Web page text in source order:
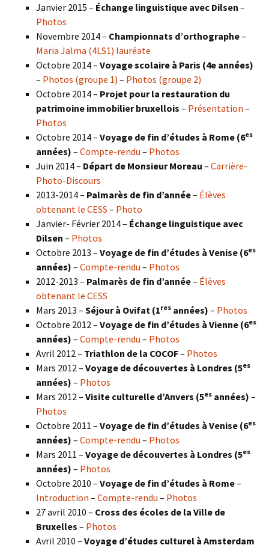
Janvier 2015 – Échange linguistique avec Dilsen –
Photos
Novembre 2014 – Championnats d’orthographe–
Maria Jalma (4LS1) lauréate
Octobre 2014 – Voyage scolaire à Paris (4e années)
– Photos (groupe 1) – Photos (groupe 2)
Octobre 2014 – Projet pour la restauration du
patrimoine immobilier bruxellois – Présentation –
Photos
Octobre 2014 – Voyage de fin d’études à Rome (6es
années) – Compte-rendu – Photos
Juin 2014 – Départ de Monsieur Moreau – Carrière-
Photo-Discours
2013-2014 – Palmarès de fin d’année– Élèves
obtenant le CESS – Photo
Janvier- Février 2014 – Échange linguistique avec
Dilsen – Photos
Octobre 2013 – Voyage de fin d’études à Venise (6es
années) – Compte-rendu – Photos
2012-2013 – Palmarès de fin d’année– Élèves
obtenant le CESS
Mars 2013 – Séjour à Ovifat (1res années) – Photos
Octobre 2012 – Voyage de fin d’études à Vienne (6es
années) – Compte-rendu – Photos
Avril 2012 – Triathlon de la COCOF– Photos
Mars 2012 – Voyage de découvertes à Londres (5es
années) – Photos
Mars 2012 – Visite culturelle d’Anvers (5es années) –
Photos
Octobre 2011 – Voyage de fin d’études à Venise (6es
années) – Compte-rendu – Photos
Mars 2011 – Voyage de découvertes à Londres (5es
années) – Photos
Octobre 2010 – Voyage de fin d’études à Rome–
Introduction – Compte-rendu – Photos
27 avril 2010 – Cross des écoles de la Ville de
Bruxelles – Photos
Avril 2010 – Voyage d’études culturel à Amsterdam